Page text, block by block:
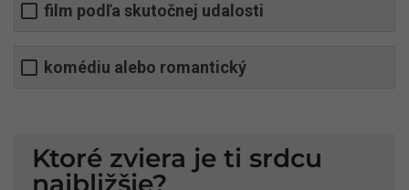
film podľa skutočnej udalosti
komédiu alebo romantický
Ktoré zviera je ti srdcu
najbližšie?